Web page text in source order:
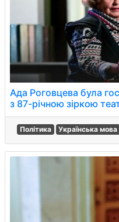
Ада Роговцева була
з 87-річною зіркою
Політика Українська мова